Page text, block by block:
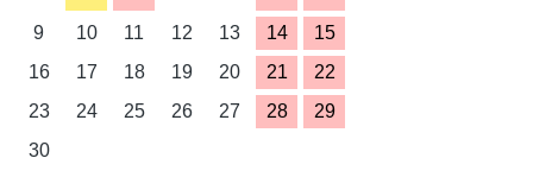
9
10 11 12 13 14
15
16
17 18 19 20 21
22
23
24 25 26 27 28
29
30